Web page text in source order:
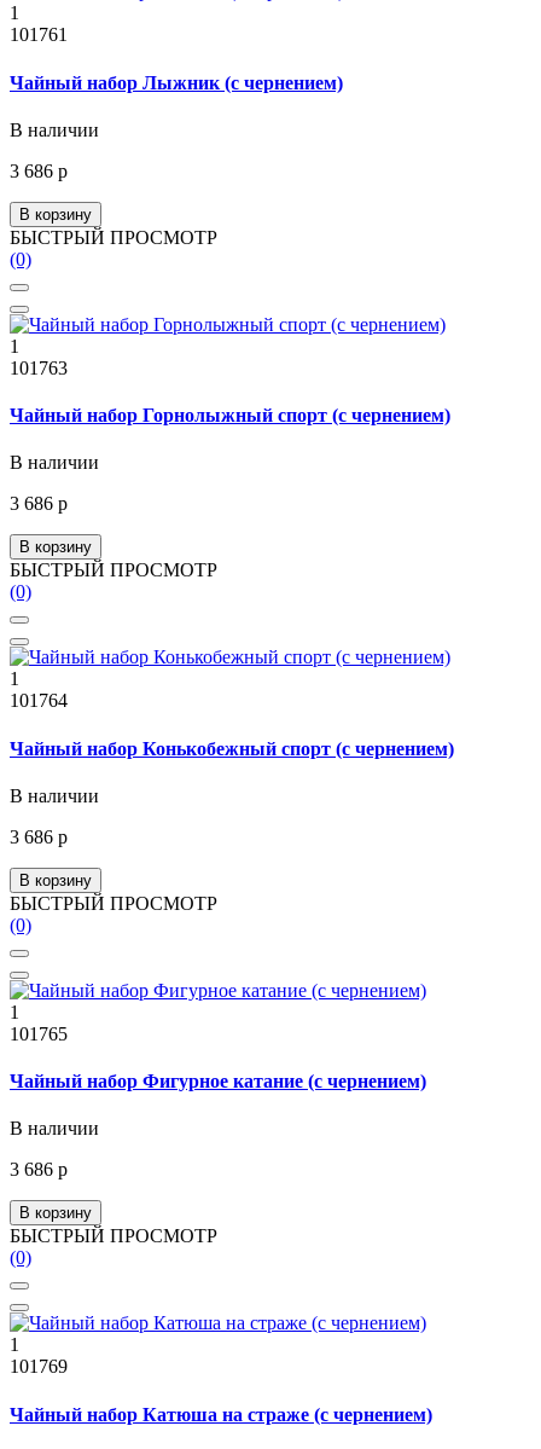
1
101761
Чайный набор Лыжник (с чернением)
В наличии
3 686 р
В корзину
БЫСТРЫЙ ПРОСМОТР
(0)
1
101763
Чайный набор Горнолыжный спорт (с чернением)
В наличии
3 686 р
В корзину
БЫСТРЫЙ ПРОСМОТР
(0)
1
101764
Чайный набор Конькобежный спорт (с чернением)
В наличии
3 686 р
В корзину
БЫСТРЫЙ ПРОСМОТР
(0)
1
101765
Чайный набор Фигурное катание (с чернением)
В наличии
3 686 р
В корзину
БЫСТРЫЙ ПРОСМОТР
(0)
1
101769
Чайный набор Катюша на страже (с чернением)